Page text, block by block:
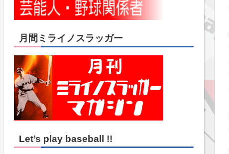
月間ミライノスラッガー
Let’s play baseball !!